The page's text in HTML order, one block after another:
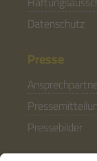
Datenschutz
Presse
Pressebilder